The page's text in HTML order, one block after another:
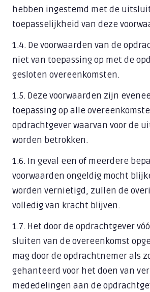
Beveiligd mailen
Firewalls
Bewustwording medewerkers
Digitale veiligheid
Microsoft 365
Handelen bij een cyberincident
Datalekken voorkomen
Alles over Training & Adoptie
hebben ingestemd met de
toepasselijkheid van deze
1.4. De voorwaarden van de
niet van toepassing op met de
gesloten overeenkomsten.
1.5. Deze voorwaarden zijn
toepassing op alle
opdrachtgever waarvan voor de
worden betrokken.
1.6. In geval een of meerdere
voorwaarden ongeldig mocht
worden vernietigd, zullen de
volledig van kracht blijven.
1.7. Het door de opdrachtgever
sluiten van de overeenkomst
mag door de opdrachtnemer als
gehanteerd voor het doen van
mededelingen aan de